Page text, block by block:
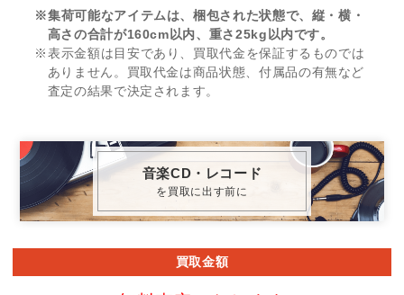
※集荷可能なアイテムは、梱包された状態で、縦・横・
高さの合計が160cm以内、重さ25kg以内です。
※表示金額は目安であり、買取代金を保証するものでは
ありません。買取代金は商品状態、付属品の有無など
査定の結果で決定されます。
音楽CD・レコード
を買取に出す前に
買取金額